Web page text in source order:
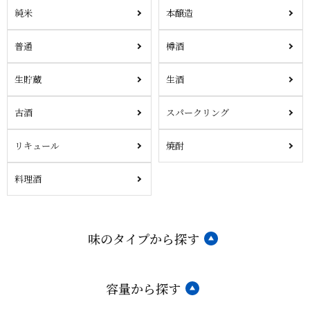
純米 本醸造
普通 樽酒
生貯蔵 生酒
古酒 スパークリング
リキュール 焼酎
料理酒
味のタイプから探す
容量から探す